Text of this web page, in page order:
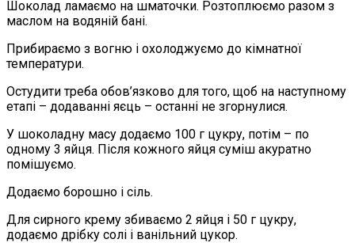
Шоколад ламаємо на шматочки. Розтоплюємо разом з
маслом на водяній бані.
Прибираємо з вогню і охолоджуємо до кімнатної
температури.
Остудити треба обов’язково для того, щоб на наступному
етапі – додаванні яєць – останні не згорнулися.
У шоколадну масу додаємо 100 г цукру, потім – по
одному 3 яйця. Після кожного яйця суміш акуратно
помішуємо.
Додаємо борошно і сіль.
Для сирного крему збиваємо 2 яйця і 50 г цукру,
додаємо дрібку солі і ванільний цукор.